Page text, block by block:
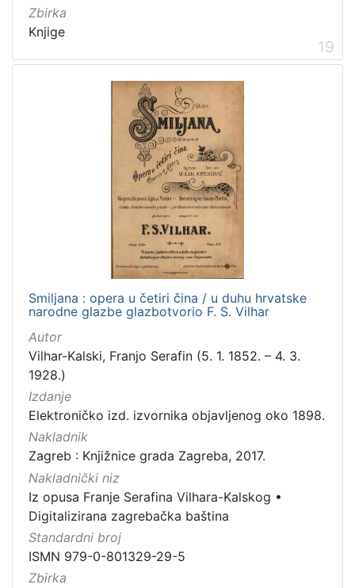
Zbirka
Knjige
19
Smiljana : opera u četiri čina / u duhu hrvatske
narodne glazbe glazbotvorio F. S. Vilhar
Autor
Vilhar-Kalski, Franjo Serafin (5. 1. 1852. – 4. 3.
1928.)
Izdanje
Elektroničko izd. izvornika objavljenog oko 1898.
Nakladnik
Zagreb : Knjižnice grada Zagreba, 2017.
Nakladnički niz
Iz opusa Franje Serafina Vilhara-Kalskog •
Digitalizirana zagrebačka baština
Standardni broj
ISMN 979-0-801329-29-5
Zbirka